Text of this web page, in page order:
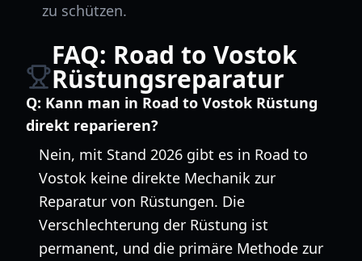
zu schützen.
FAQ: Road to Vostok
Rüstungsreparatur
Q: Kann man in Road to Vostok Rüstung
direkt reparieren?
Nein, mit Stand 2026 gibt es in Road to
Vostok keine direkte Mechanik zur
Reparatur von Rüstungen. Die
Verschlechterung der Rüstung ist
permanent, und die primäre Methode zur